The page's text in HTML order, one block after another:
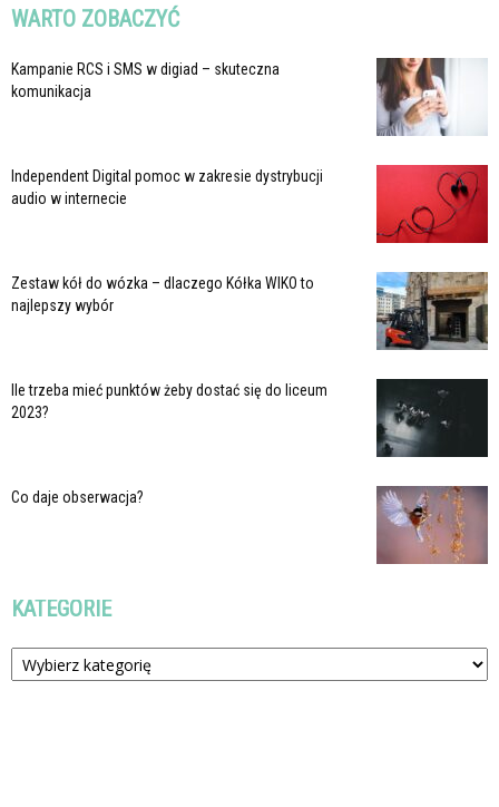
WARTO ZOBACZYĆ
Kampanie RCS i SMS w digiad – skuteczna
komunikacja
Independent Digital pomoc w zakresie dystrybucji
audio w internecie
Zestaw kół do wózka – dlaczego Kółka WIKO to
najlepszy wybór
Ile trzeba mieć punktów żeby dostać się do liceum
2023?
Co daje obserwacja?
KATEGORIE
Kategorie